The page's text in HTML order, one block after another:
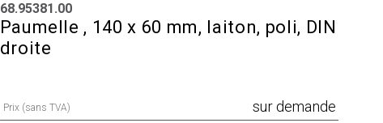
68.95381.00
Paumelle , 140 x 60 mm, laiton, poli, DIN
droite
Prix (sans TVA) sur demande